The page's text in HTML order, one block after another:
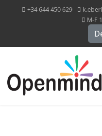
+34 644 450 629
M-F